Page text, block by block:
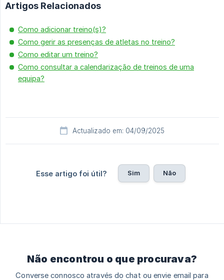
Artigos Relacionados
Como adicionar treino(s)?
Como gerir as presenças de atletas no treino?
Como editar um treino?
Como consultar a calendarização de treinos de uma
equipa?
Actualizado em: 04/09/2025
Esse artigo foi útil? Sim Não
Não encontrou o que procurava?
Converse connosco através do chat ou envie email para